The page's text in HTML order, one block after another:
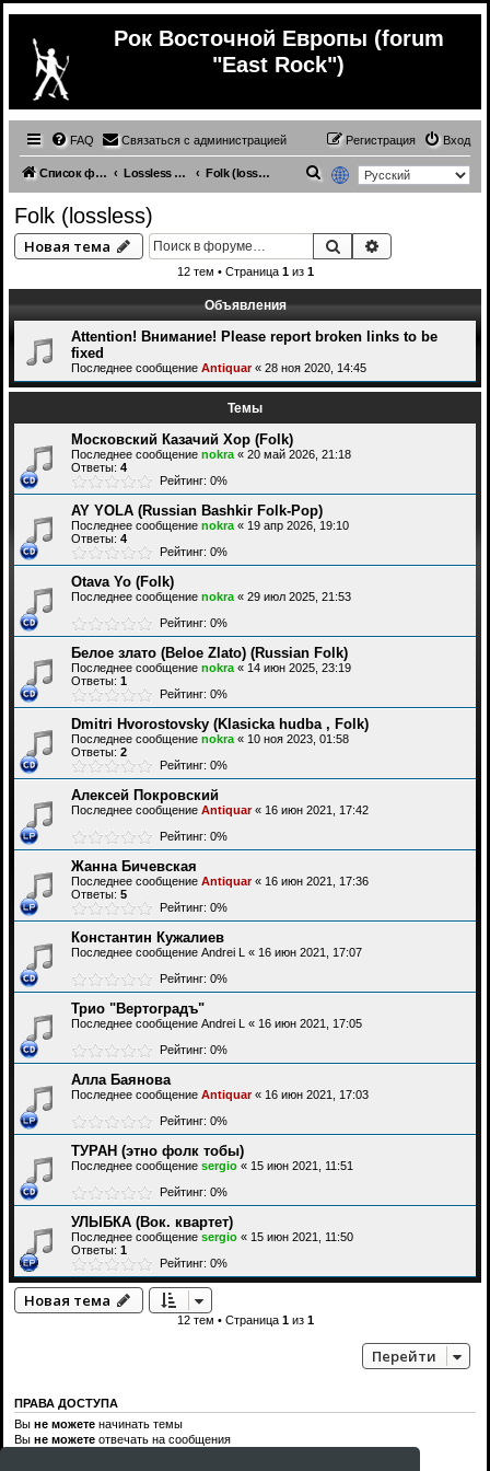
Рок Восточной Европы (forum
"East Rock")
FAQ Связаться с администрацией Вход
Регистрация
Список форумов Lossless Russian (& ex.USSR) music Folk (lossless)
с
Folk (lossless)
Новая тема Поиск
12 тем • Страница 1из 1
Объявления
Attention! Внимание! Please report broken links to be
fixed
Последнее сообщение Antiquar« 28 ноя 2020, 14:45
Темы
Московский Казачий Хор (Folk)
Последнее сообщение nokra « 20 май 2026, 21:18
Ответы: 4
Рейтинг: 0%
AY YOLA (Russian Bashkir Folk-Pop)
Последнее сообщение nokra « 19 апр 2026, 19:10
Ответы: 4
Рейтинг: 0%
Otava Yo (Folk)
Последнее сообщение nokra « 29 июл 2025, 21:53
Рейтинг: 0%
Белое злато (Beloe Zlato) (Russian Folk)
Последнее сообщение nokra « 14 июн 2025, 23:19
Ответы: 1
Рейтинг: 0%
Dmitri Hvorostovsky (Klasicka hudba , Folk)
Последнее сообщение nokra « 10 ноя 2023, 01:58
Ответы: 2
Рейтинг: 0%
Алексей Покровский
Последнее сообщение Antiquar« 16 июн 2021, 17:42
Рейтинг: 0%
Жанна Бичевская
Последнее сообщение Antiquar« 16 июн 2021, 17:36
Ответы: 5
Рейтинг: 0%
Константин Кужалиев
Последнее сообщение Andrei L « 16 июн 2021, 17:07
Рейтинг: 0%
Трио "Вертоградъ"
Последнее сообщение Andrei L « 16 июн 2021, 17:05
Рейтинг: 0%
Алла Баянова
Последнее сообщение Antiquar« 16 июн 2021, 17:03
Рейтинг: 0%
ТУРАН (этно фолк тобы)
Последнее сообщение sergio « 15 июн 2021, 11:51
Рейтинг: 0%
УЛЫБКА (Вок. квартет)
Последнее сообщение sergio « 15 июн 2021, 11:50
Ответы: 1
Рейтинг: 0%
Новая тема
12 тем • Страница 1из 1
Перейти
ПРАВА ДОСТУПА
Вы не можете начинать темы
Вы не можете отвечать на сообщения